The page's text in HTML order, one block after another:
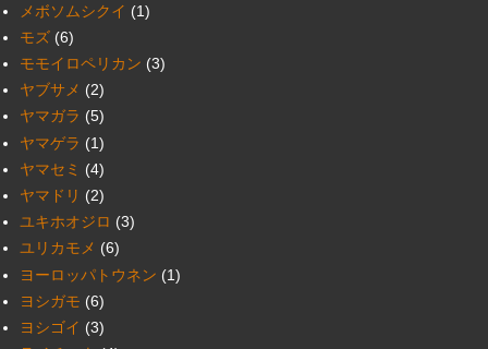
メボソムシクイ (1)
モズ (6)
モモイロペリカン (3)
ヤブサメ (2)
ヤマガラ (5)
ヤマゲラ (1)
ヤマセミ (4)
ヤマドリ (2)
ユキホオジロ (3)
ユリカモメ (6)
ヨーロッパトウネン (1)
ヨシガモ (6)
ヨシゴイ (3)